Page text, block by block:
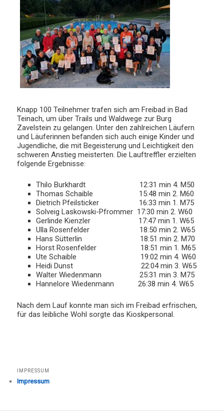
Knapp 100 Teilnehmer trafen sich am Freibad in Bad
Teinach, um über Trails und Waldwege zur Burg
Zavelstein zu gelangen. Unter den zahlreichen Läufern
und Läuferinnen befanden sich auch einige Kinder und
Jugendliche, die mit Begeisterung und Leichtigkeit den
schweren Anstieg meisterten. Die Lauftreffler erzielten
folgende Ergebnisse:
Thilo Burkhardt 12:31 min 4. M50
Thomas Schaible 15:48 min 2. M60
Dietrich Pfeilsticker 16:33 min 1. M75
Solveig Laskowski-Pfrommer 17:30 min 2. W60
Gerlinde Kienzler 17:47 min 1. W65
Ulla Rosenfelder 18:50 min 2. W65
Hans Sütterlin 18:51 min 2. M70
Horst Rosenfelder 18:51 min 1. M65
Ute Schaible 19:02 min 4. W60
Heidi Dunst 22:04 min 3. W65
Walter Wiedenmann 25:31 min 3. M75
Hannelore Wiedenmann 26:38 min 4. W65
Nach dem Lauf konnte man sich im Freibad erfrischen,
für das leibliche Wohl sorgte das Kioskpersonal.
IMPRESSUM
Impressum